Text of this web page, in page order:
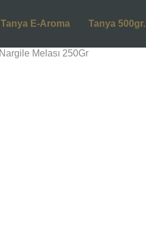
Tanya E-Aroma Tanya 500gr.